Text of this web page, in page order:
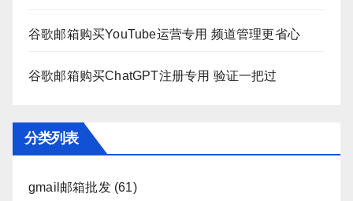
谷歌邮箱购买YouTube运营专用 频道管理更省心
谷歌邮箱购买ChatGPT注册专用 验证一把过
分类列表
gmail邮箱批发(61)